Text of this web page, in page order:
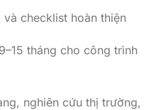
checklist hoàn thiện
tháng cho công trình
nghiên cứu thị trường,